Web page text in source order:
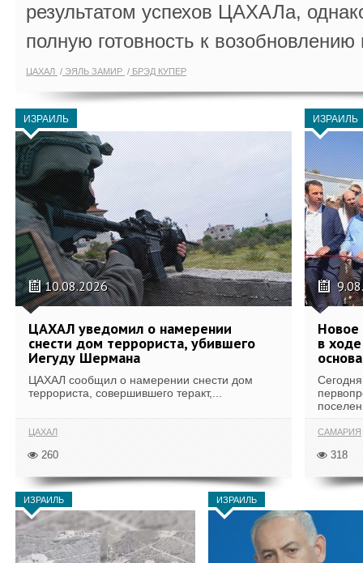
результатом успехов ЦАХАЛа,
полную готовность к
ЦАХАЛ ЭЯЛЬ ЗАМИР БРЭД КУПЕР
ИЗРАИЛЬ
10.08.2026
ЦАХАЛ уведомил о намерении
снести дом террориста, убившего
Иегуду Шермана
ЦАХАЛ сообщил о намерении снести дом
террориста, совершившего теракт,...
ЦАХАЛ
260
ИЗРАИЛЬ
Новое
в
САМАРИЯ
318
ИЗРАИЛЬ ИЗРАИЛЬ